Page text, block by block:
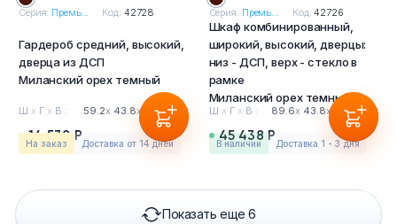
Серия: Премь... Код: 42728
Гардероб средний, высокий,
дверца из ДСП
Миланский орех темный
Ш х Г х В : 59.2х43.8х204.6см
14 538 Р
На заказ Доставка от 14 дней
Серия: Премь... Код:42726
Шкаф комбинированный,
широкий, высокий, дверцы:
низ - ДСП, верх - стекло в
рамке
Миланский орех темный
Ш х Г х В : 89.6х 43.8х 204.6см
45 438 Р
в наличии Доставка 1 - 3 дня
Показать еще 6